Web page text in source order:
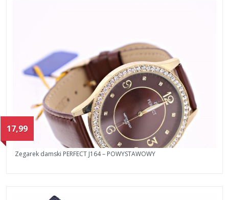
17,99
Zegarek damski PERFECT J164 – POWYSTAWOWY